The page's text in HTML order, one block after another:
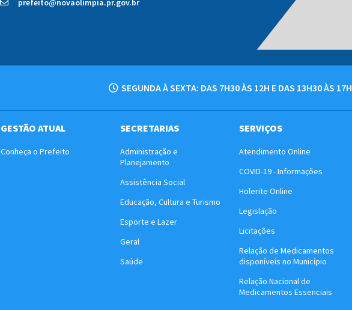
prefeito@novaolimpia.pr.gov.br
SEGUNDA À SEXTA: DAS 7H30 ÀS 12H E DAS 13H30 ÀS 17H
GESTÃO ATUAL
Conheça o Prefeito
SECRETARIAS
Administração e
Planejamento
Assistência Social
Educação, Cultura e Turismo
Esporte e Lazer
Geral
Saúde
SERVIÇOS
Atendimento Online
COVID-19 - Informações
Holerite Online
Legislação
Licitações
Relação de Medicamentos
disponíveis no Município
Relação Nacional de
Medicamentos Essenciais